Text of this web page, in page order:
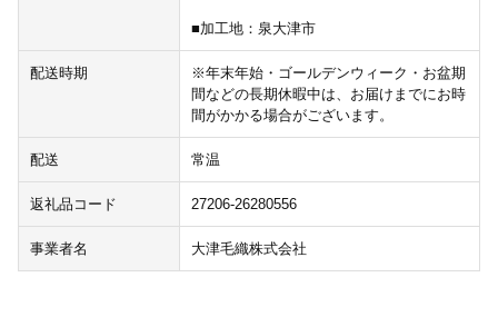
■加工地：泉大津市
配送時期
※年末年始・ゴールデンウィーク・お盆期
間などの長期休暇中は、お届けまでにお時
間がかかる場合がございます。
配送 常温
返礼品コード 27206-26280556
事業者名 大津毛織株式会社